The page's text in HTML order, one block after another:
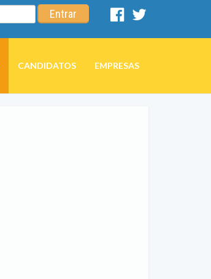
Entrar
Facebook
CANDIDATOS EMPRESAS